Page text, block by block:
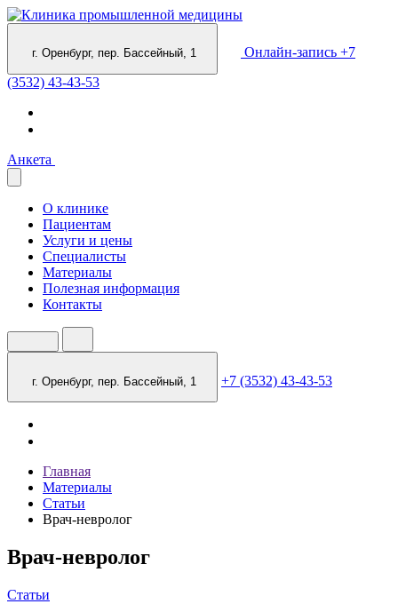
г. Оренбург, пер. Бассейный, 1 Онлайн-запись +7
(3532) 43-43-53
Анкета
О клинике
Пациентам
Услуги и цены
Специалисты
Материалы
Полезная информация
Контакты
г. Оренбург, пер. Бассейный, 1 +7 (3532) 43-43-53
Главная
Материалы
Статьи
Врач-невролог
Врач-невролог
Статьи